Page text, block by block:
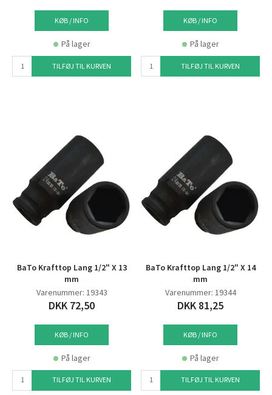
KØB / INFO
På lager
TILFØJ TIL KURVEN
KØB / INFO
På lager
TILFØJ TIL KURVEN
BaTo Krafttop Lang 1/2" X 13
mm
Varenummer: 19343
DKK 72,50
KØB / INFO
På lager
TILFØJ TIL KURVEN
BaTo Krafttop Lang 1/2" X 14
mm
Varenummer: 19344
DKK 81,25
KØB / INFO
På lager
TILFØJ TIL KURVEN